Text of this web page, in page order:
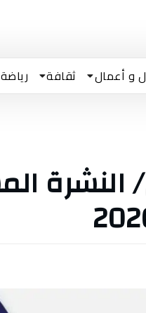
و أعمال ثقافة رياضة